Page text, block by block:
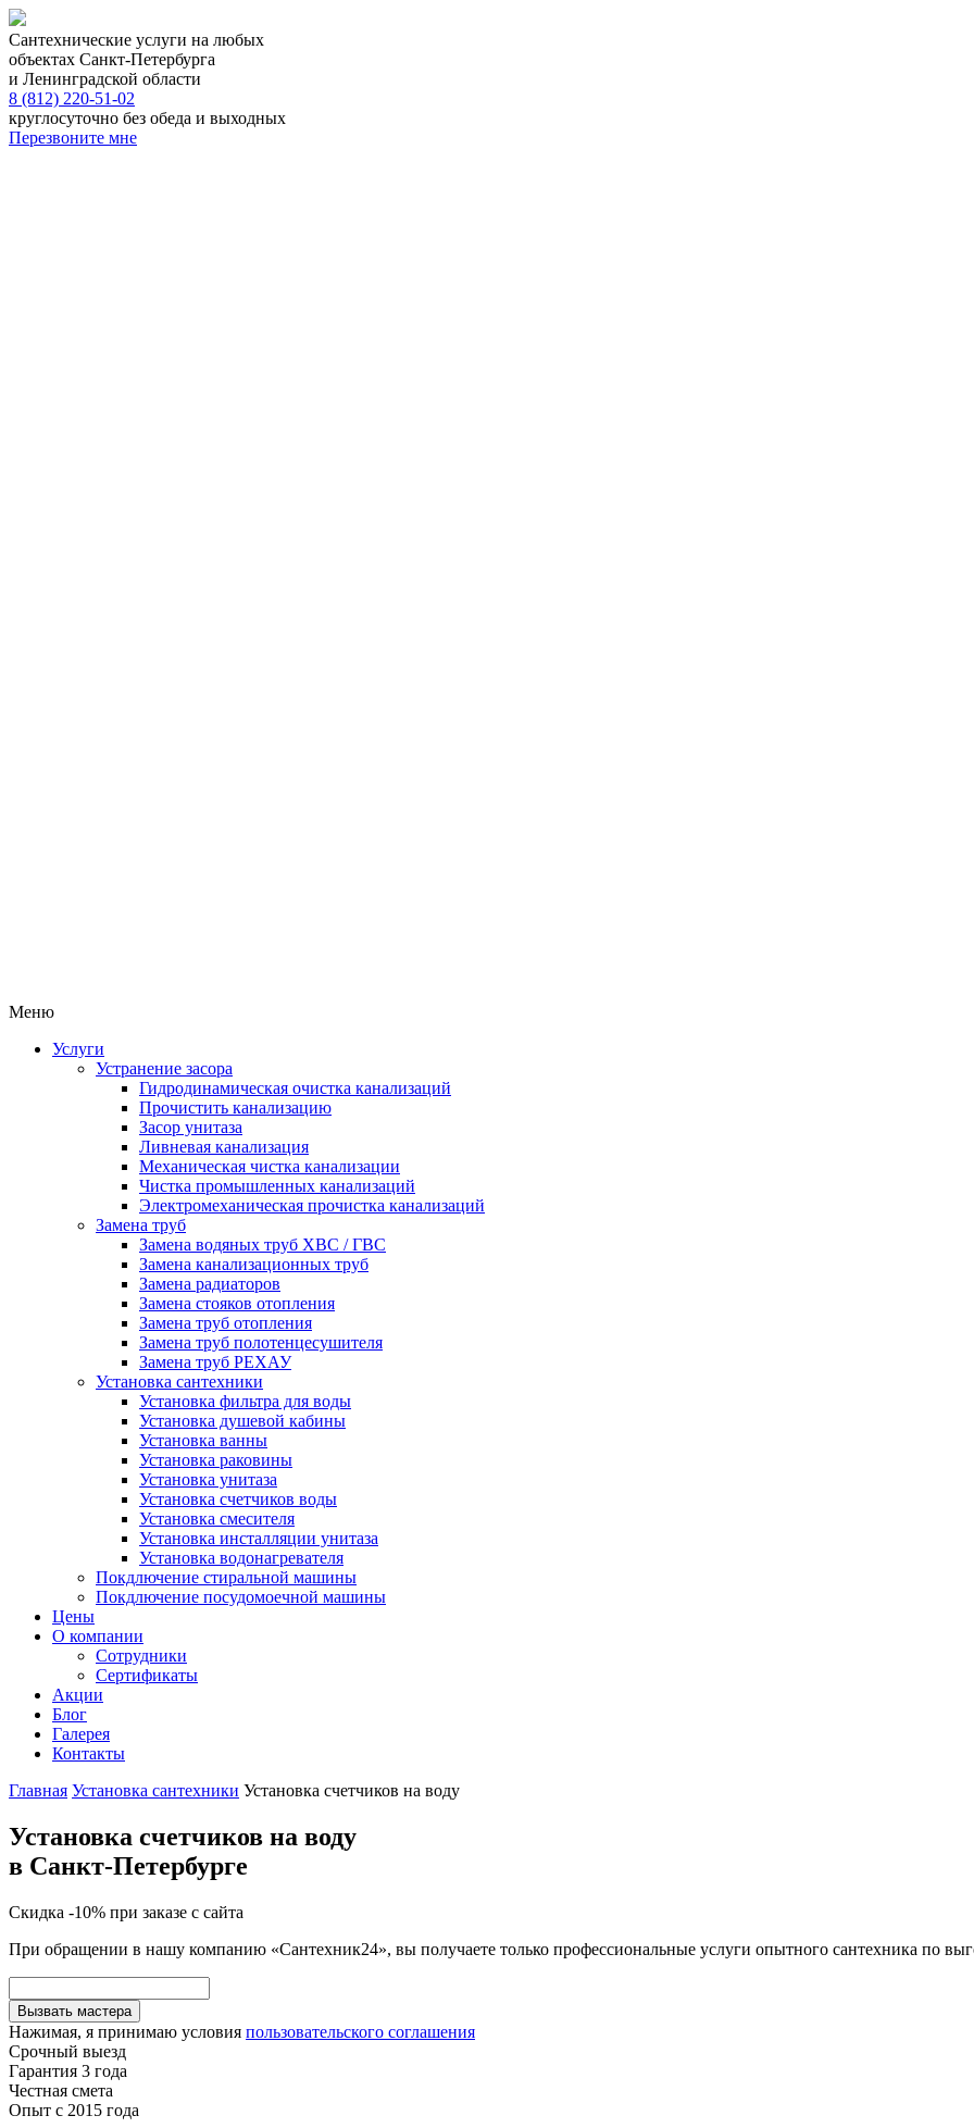
Сантехнические услуги на любых
объектах Санкт-Петербурга
и Ленинградской области
8 (812) 220-51-02
круглосуточно без обеда и выходных
Перезвоните мне
Меню
Услуги
Устранение засора
Гидродинамическая очистка канализаций
Прочистить канализацию
Засор унитаза
Ливневая канализация
Механическая чистка канализации
Чистка промышленных канализаций
Электромеханическая прочистка канализаций
Замена труб
Замена водяных труб ХВС / ГВС
Замена канализационных труб
Замена радиаторов
Замена стояков отопления
Замена труб отопления
Замена труб полотенцесушителя
Замена труб РЕХАУ
Установка сантехники
Установка фильтра для воды
Установка душевой кабины
Установка ванны
Установка раковины
Установка унитаза
Установка счетчиков воды
Установка смесителя
Установка инсталляции унитаза
Установка водонагревателя
Покдлючение стиральной машины
Покдлючение посудомоечной машины
Цены
О компании
Сотрудники
Сертификаты
Акции
Блог
Галерея
Контакты
Главная Установка сантехники Установка счетчиков на воду
Установка счетчиков на воду
в Санкт-Петербурге
Скидка -10% при заказе с сайта
При обращении в нашу компанию «Сантехник24», вы получаете только профессиональные услуги опытного сантехника по
Вызвать мастера
Нажимая, я принимаю условия пользовательского соглашения
Срочный выезд
Гарантия 3 года
Честная смета
Опыт с 2015 года